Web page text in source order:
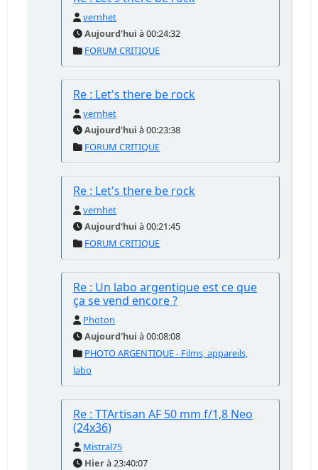
vernhet
Aujourd'hui à 00:24:32
FORUM CRITIQUE
Re : Let's there be rock
vernhet
Aujourd'hui à 00:23:38
FORUM CRITIQUE
Re : Let's there be rock
vernhet
Aujourd'hui à 00:21:45
FORUM CRITIQUE
Re : Un labo argentique est ce que
ça se vend encore ?
Photon
Aujourd'hui à 00:08:08
PHOTO ARGENTIQUE - Films, appareils,
labo
Re : TTArtisan AF 50 mm f/1,8 Neo
(24x36)
Mistral75
Hierà 23:40:07